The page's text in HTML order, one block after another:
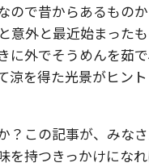
ので昔からあるもの
意外と最近始まった
に外でそうめんを茹
涼を得た光景がヒン
？この記事が、みな
を持つきっかけになれ